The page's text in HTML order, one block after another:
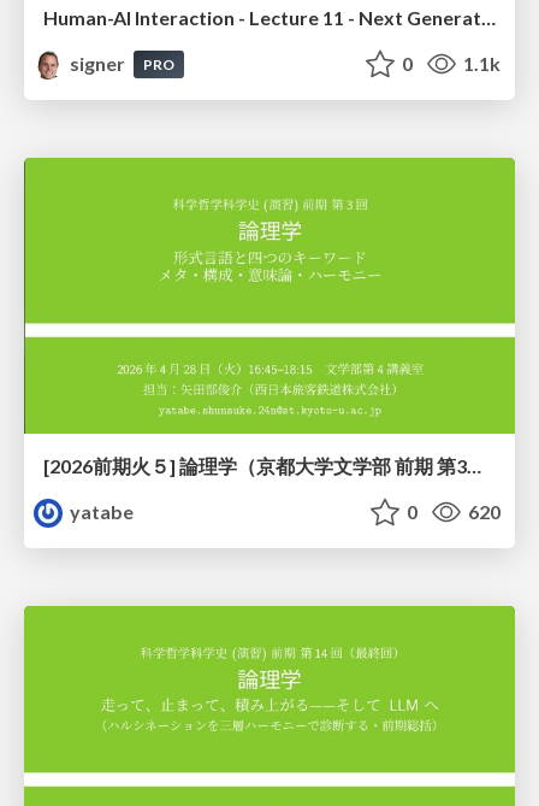
signer
PRO 0 1.1k
[2026前期火５] 論理学（京都大学文学部 前期 第3回）「形式言語と四つのキーワード：メタ・構成・意味論・ハーモニー」
yatabe
0 620